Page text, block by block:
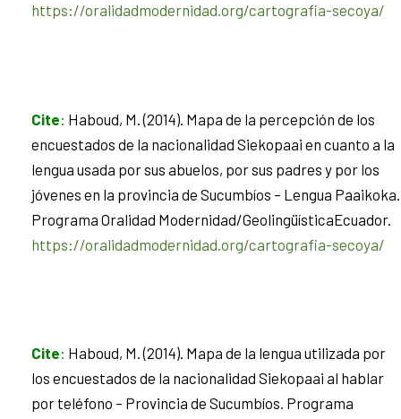
https://oralidadmodernidad.org/cartografia-secoya/
Cite: Haboud, M. (2014). Mapa de la percepción de los
encuestados de la nacionalidad Siekopaai en cuanto a la
lengua usada por sus abuelos, por sus padres y por los
jóvenes en la provincia de Sucumbíos – Lengua Paaikoka.
Programa Oralidad Modernidad/GeolingüísticaEcuador.
https://oralidadmodernidad.org/cartografia-secoya/
Cite: Haboud, M. (2014). Mapa de la lengua utilizada por
los encuestados de la nacionalidad Siekopaai al hablar
por teléfono – Provincia de Sucumbíos. Programa